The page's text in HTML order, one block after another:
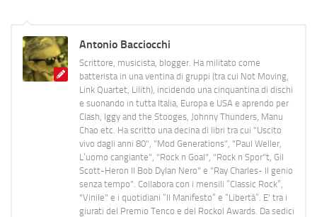
Antonio Bacciocchi
Scrittore, musicista, blogger. Ha militato come
batterista in una ventina di gruppi (tra cui Not Moving,
Link Quartet, Lilith), incidendo una cinquantina di dischi
e suonando in tutta Italia, Europa e USA e aprendo per
Clash, Iggy and the Stooges, Johnny Thunders, Manu
Chao etc. Ha scritto una decina di libri tra cui "Uscito
vivo dagli anni 80", "Mod Generations", "Paul Weller,
L’uomo cangiante", "Rock n Goal", "Rock n Spor"t, Gil
Scott-Heron Il Bob Dylan Nero" e "Ray Charles- Il genio
senza tempo". Collabora con i mensili “Classic Rock”,
"Vinile" e i quotidiani “Il Manifesto” e “Libertà”. E' tra i
giurati del Premio Tenco e del Rockol Awards. Da sedici